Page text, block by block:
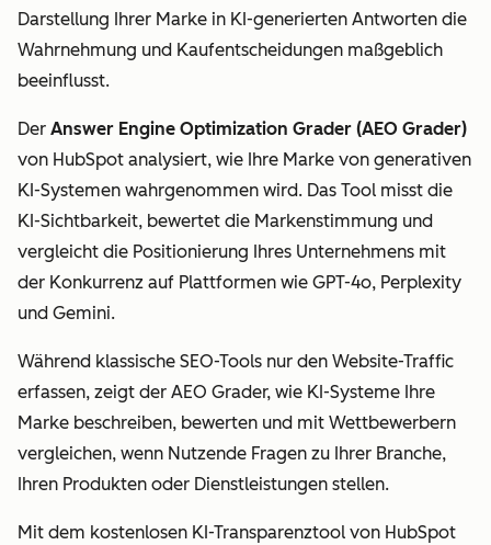
Darstellung Ihrer Marke in KI-generierten Antworten die
Wahrnehmung und Kaufentscheidungen maßgeblich
beeinflusst.
Der Answer Engine Optimization Grader (AEO Grader)
von HubSpot analysiert, wie Ihre Marke von generativen
KI-Systemen wahrgenommen wird. Das Tool misst die
KI-Sichtbarkeit, bewertet die Markenstimmung und
vergleicht die Positionierung Ihres Unternehmens mit
der Konkurrenz auf Plattformen wie GPT-4o, Perplexity
und Gemini.
Während klassische SEO-Tools nur den Website-Traffic
erfassen, zeigt der AEO Grader, wie KI-Systeme Ihre
Marke beschreiben, bewerten und mit Wettbewerbern
vergleichen, wenn Nutzende Fragen zu Ihrer Branche,
Ihren Produkten oder Dienstleistungen stellen.
Mit dem kostenlosen KI-Transparenztool von HubSpot